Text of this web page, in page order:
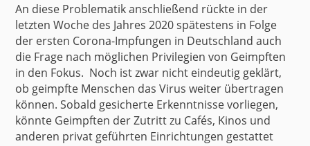
An diese Problematik anschließend rückte in der
letzten Woche des Jahres 2020 spätestens in Folge
der ersten Corona-Impfungen in Deutschland auch
die Frage nach möglichen Privilegien von Geimpften
in den Fokus. Noch ist zwar nicht eindeutig geklärt,
ob geimpfte Menschen das Virus weiter übertragen
können. Sobald gesicherte Erkenntnisse vorliegen,
könnte Geimpften der Zutritt zu Cafés, Kinos und
anderen privat geführten Einrichtungen gestattet